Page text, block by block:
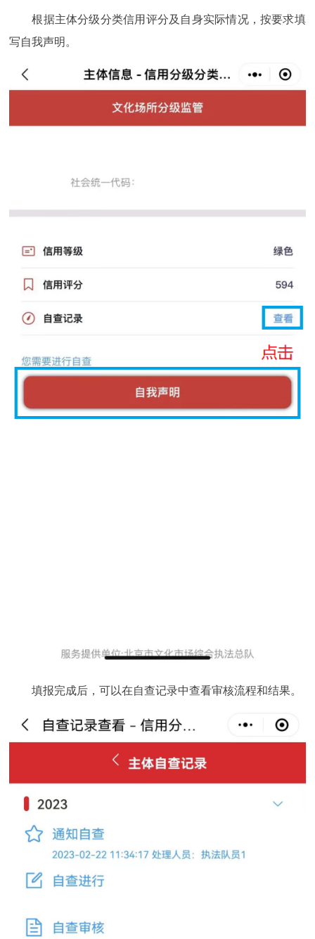
根据主体分级分类信用评分及自身实际情况，按要求填
写自我声明。
填报完成后，可以在自查记录中查看审核流程和结果。